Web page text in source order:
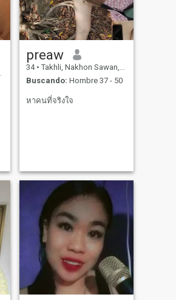
preaw
34 • Takhli, Nakhon Sawan, Tailandia
Buscando: Hombre 37 - 50
หาคนที่จริงใจ